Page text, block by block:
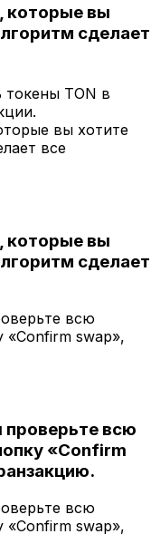
которые вы
сделает
TON в
которые вы
сделает
всю
«Confirm